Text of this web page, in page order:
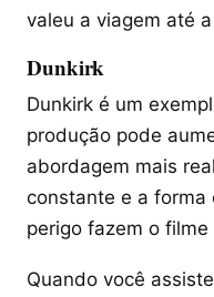
valeu a viagem até
Dunkirk
Dunkirk é um
produção pode
abordagem mais
constante e a forma
perigo fazem o
Quando você